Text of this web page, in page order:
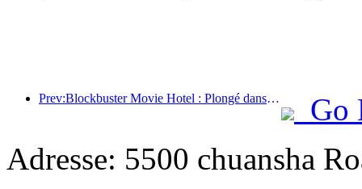
Prev:Blockbuster Movie Hotel : Plongé dans un voyage d'ombre et de lumière, Blockbuster Movie Hotel définit une nouvelle expérience de voyage
Go
Adresse: 5500 chuansha